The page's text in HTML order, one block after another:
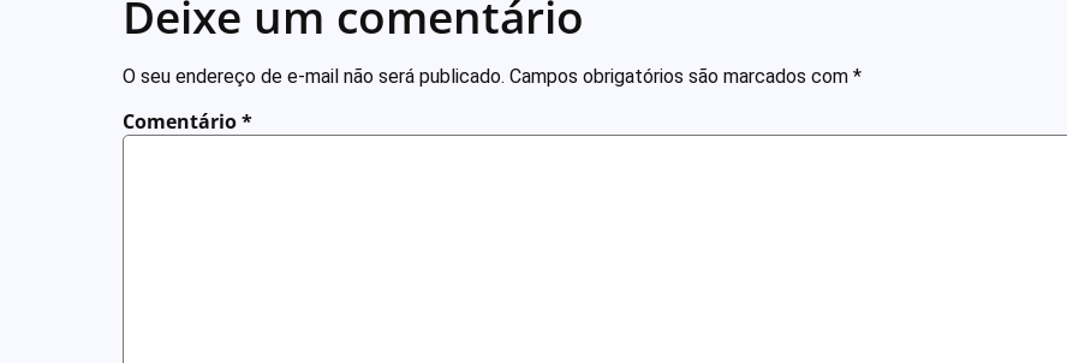
Deixe um comentário
O seu endereço de e-mail não será publicado. Campos obrigatórios são marcados com *
Comentário*